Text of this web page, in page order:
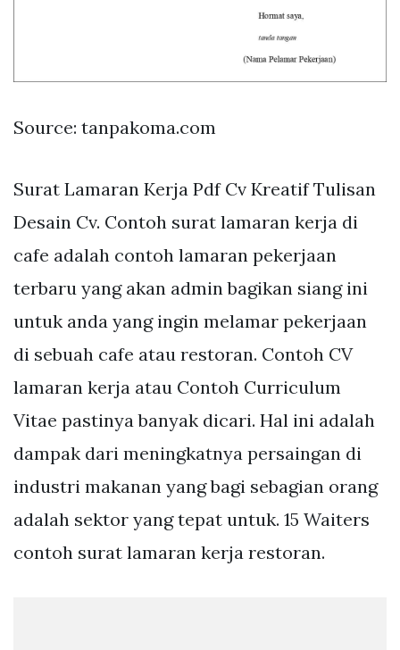
Source: tanpakoma.com
Surat Lamaran Kerja Pdf Cv Kreatif Tulisan
Desain Cv. Contoh surat lamaran kerja di
cafe adalah contoh lamaran pekerjaan
terbaru yang akan admin bagikan siang ini
untuk anda yang ingin melamar pekerjaan
di sebuah cafe atau restoran. Contoh CV
lamaran kerja atau Contoh Curriculum
Vitae pastinya banyak dicari. Hal ini adalah
dampak dari meningkatnya persaingan di
industri makanan yang bagi sebagian orang
adalah sektor yang tepat untuk. 15 Waiters
contoh surat lamaran kerja restoran.